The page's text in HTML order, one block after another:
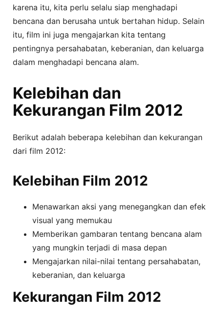
karena itu, kita perlu selalu siap menghadapi
bencana dan berusaha untuk bertahan hidup. Selain
itu, film ini juga mengajarkan kita tentang
pentingnya persahabatan, keberanian, dan keluarga
dalam menghadapi bencana alam.
Kelebihan dan
Kekurangan Film 2012
Berikut adalah beberapa kelebihan dan kekurangan
dari film 2012:
Kelebihan Film 2012
Menawarkan aksi yang menegangkan dan efek
visual yang memukau
Memberikan gambaran tentang bencana alam
yang mungkin terjadi di masa depan
Mengajarkan nilai-nilai tentang persahabatan,
keberanian, dan keluarga
Kekurangan Film 2012